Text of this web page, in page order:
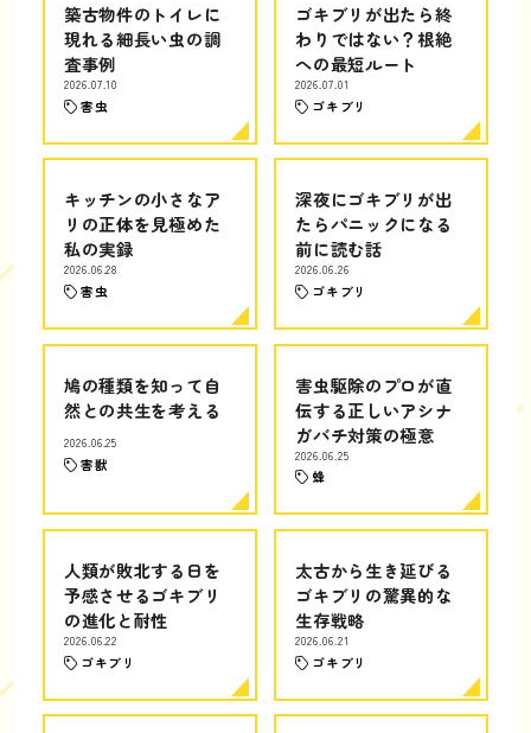
築古物件のトイレに
現れる細長い虫の調
査事例
2026.07.10
害虫
ゴキブリが出たら終
わりではない？根絶
への最短ルート
2026.07.01
ゴキブリ
キッチンの小さなア
リの正体を見極めた
私の実録
2026.06.28
害虫
深夜にゴキブリが出
たらパニックになる
前に読む話
2026.06.26
ゴキブリ
鳩の種類を知って自
然との共生を考える
2026.06.25
害獣
害虫駆除のプロが直
伝する正しいアシナ
ガバチ対策の極意
2026.06.25
蜂
人類が敗北する日を
予感させるゴキブリ
の進化と耐性
2026.06.22
ゴキブリ
太古から生き延びる
ゴキブリの驚異的な
生存戦略
2026.06.21
ゴキブリ